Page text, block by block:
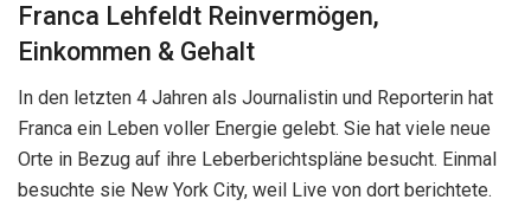
Franca Lehfeldt Reinvermögen,
Einkommen & Gehalt
In den letzten 4 Jahren als Journalistin und Reporterin hat
Franca ein Leben voller Energie gelebt. Sie hat viele neue
Orte in Bezug auf ihre Leberberichtspläne besucht. Einmal
besuchte sie New York City, weil Live von dort berichtete.